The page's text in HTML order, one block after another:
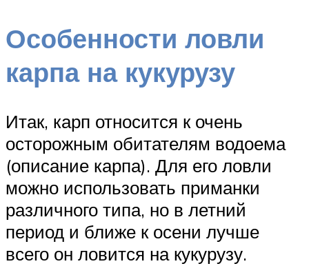
Особенности ловли
карпа на кукурузу
Итак, карп относится к очень
осторожным обитателям водоема
(описание карпа). Для его ловли
можно использовать приманки
различного типа, но в летний
период и ближе к осени лучше
всего он ловится на кукурузу.